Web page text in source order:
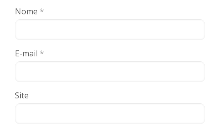
Nome *
E-mail *
Site